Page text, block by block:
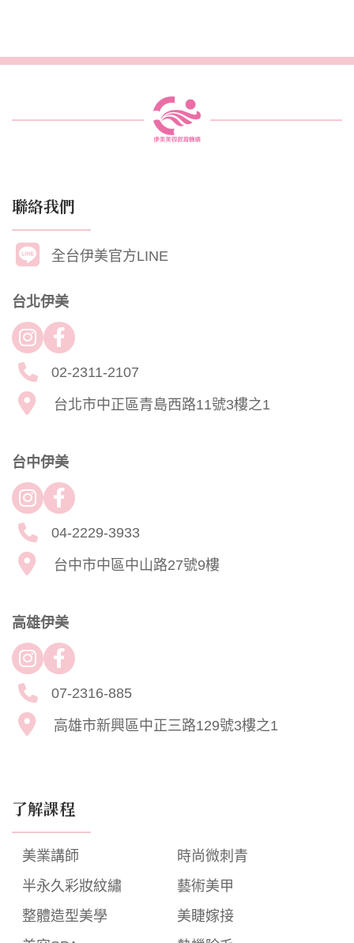
聯絡我們
全台伊美官方LINE
台北伊美
02-2311-2107
台北市中正區青島西路11號3樓之1
台中伊美
04-2229-3933
台中市中區中山路27號9樓
高雄伊美
07-2316-885
高雄市新興區中正三路129號3樓之1
了解課程
美業講師
時尚微刺青
半永久彩妝紋繡
藝術美甲
整體造型美學
美睫嫁接